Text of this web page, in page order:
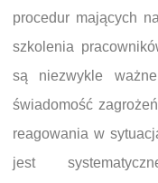
procedur mających
szkolenia
są niezwykle
świadomość
reagowania w
jest